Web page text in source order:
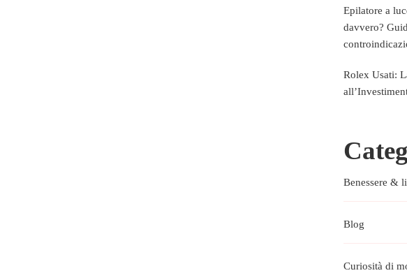
Epilatore a
davvero?
Rolex Usati:
Benessere &
Blog
Curiosità di